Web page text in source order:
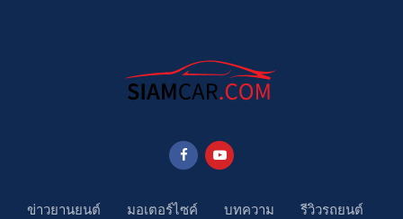
ข่าวยานยนต์ มอเตอร์ไซค์ บทความ
รีวิวรถยนต์